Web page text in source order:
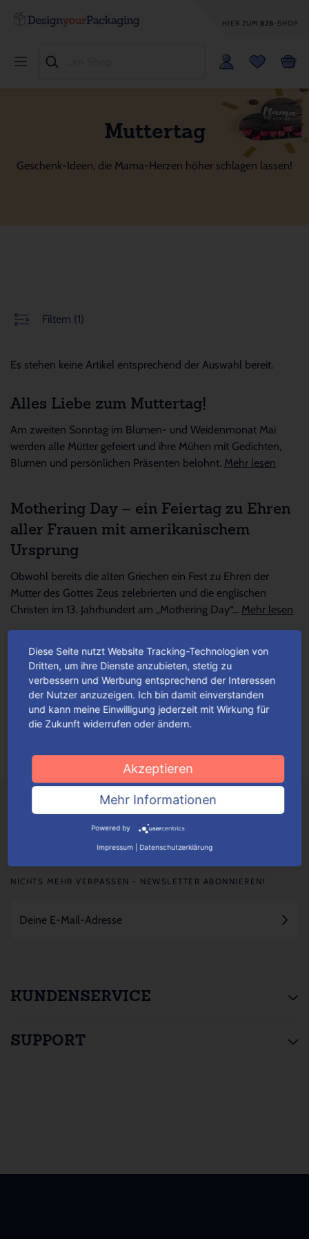
HIER ZUM B2B-SHOP
Muttertag
Geschenk-Ideen, die Mama-Herzen höher schlagen lassen!
Filtern (1)
Es stehen keine Artikel entsprechend der Auswahl bereit.
Alles Liebe zum Muttertag!
Am zweiten Sonntag im Blumen- und Weidenmonat Mai
werden alle Mütter gefeiert und ihre Mühen mit Gedichten,
Blumen und persönlichen Präsenten belohnt. Mehr lesen
Mothering Day – ein Feiertag zu Ehren
aller Frauen mit amerikanischem
Ursprung
Obwohl bereits die alten Griechen ein Fest zu Ehren der
Mutter des Gottes Zeus zelebrierten und die englischen
Christen im 13. Jahrhundert am „Mothering Day“... Mehr lesen
Die perfekte Präsent-Verpackung – für
die beste Mama der Welt!
Ob Rosen, Tulpen, Nelken, Lilien oder Orchideen – Blumen
gehören wohl nach wie vor zu den beliebtesten Geschenken
KUNDENSERVICE
SUPPORT
NICHTS MEHR VERPASSEN - NEWSLETTER ABONNIEREN!
Diese Seite nutzt Website Tracking-Technologien von
Dritten, um ihre Dienste anzubieten, stetig zu
verbessern und Werbung entsprechend der Interessen
der Nutzer anzuzeigen. Ich bin damit einverstanden
und kann meine Einwilligung jederzeit mit Wirkung für
die Zukunft widerrufen oder ändern.
Akzeptieren
Mehr Informationen
Powered by
Impressum Datenschutzerklärung